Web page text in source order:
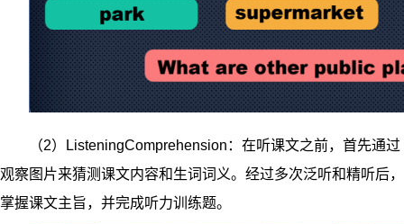
（2）ListeningComprehension：在听课文之前，首先通过
观察图片来猜测课文内容和生词词义。经过多次泛听和精听后，
掌握课文主旨，并完成听力训练题。